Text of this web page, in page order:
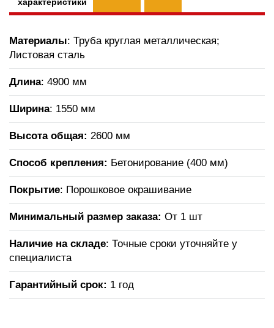
Материалы: Труба круглая металлическая;
Листовая сталь
Длина: 4900 мм
Ширина: 1550 мм
Высота общая: 2600 мм
Способ крепления: Бетонирование (400 мм)
Покрытие: Порошковое окрашивание
Минимальный размер заказа: От 1 шт
Наличие на складе: Точные сроки уточняйте у
специалиста
Гарантийный срок: 1 год